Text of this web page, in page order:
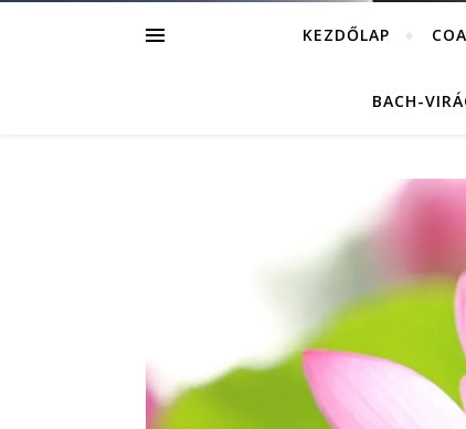
KEZDŐLAP
BACH-